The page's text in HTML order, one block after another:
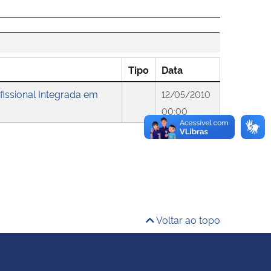
Tipo
Data
Integrada em
12/05/2010
00:00
Voltar ao topo